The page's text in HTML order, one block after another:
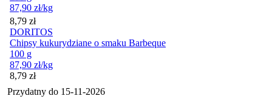
87,90 zł/kg
Cena
8,79 zł
DORITOS
Chipsy kukurydziane o smaku Barbeque
100 g
87,90 zł/kg
Cena
8,79 zł
Przydatny do 15-11-2026